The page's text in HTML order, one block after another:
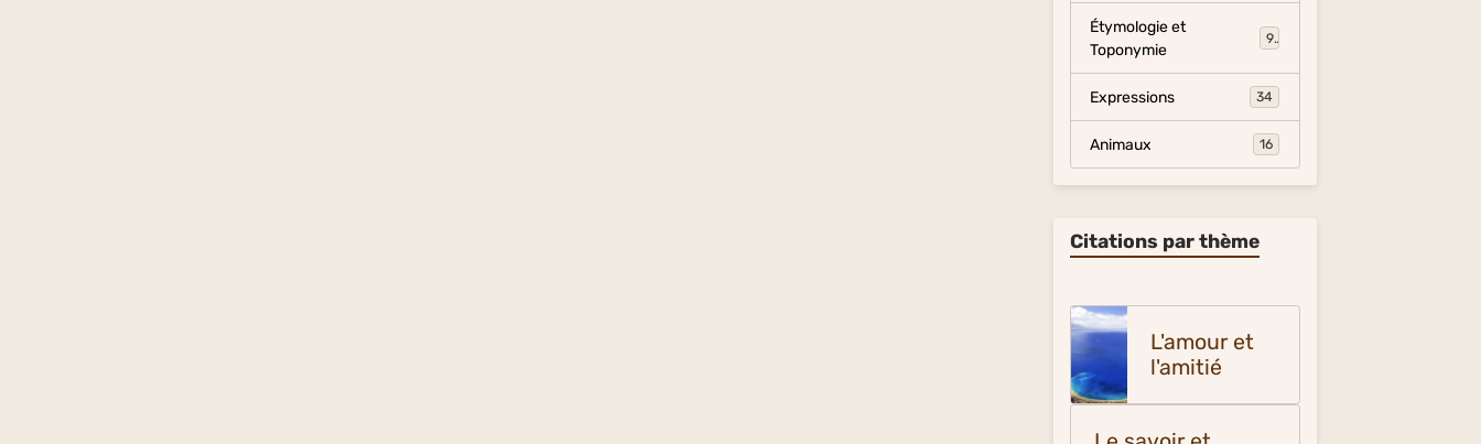
Étymologie et
Toponymie
9
Expressions 34
Animaux 16
Citations par thème
L'amour et
l'amitié